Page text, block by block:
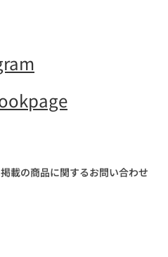
載の商品に関するお問い合わせ